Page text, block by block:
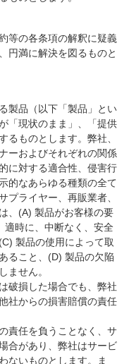
等の各条項の解釈に疑義
円満に解決を図るものと
製品（以下「製品」とい
「現状のまま」、「提供
るものとします。弊社、
ーおよびそれぞれの関係
に対する適合性、侵害行
的なあらゆる種類の全て
プライヤー、再販業者、
、(A) 製品がお客様の要
適時に、中断なく、安全
製品の使用によって取
ること、(D) 製品の欠陥
ません。
破損した場合でも、弊社
社からの損害賠償の責任
責任を負うことなく、サ
合があり、弊社はサービ
ないものとします。ま